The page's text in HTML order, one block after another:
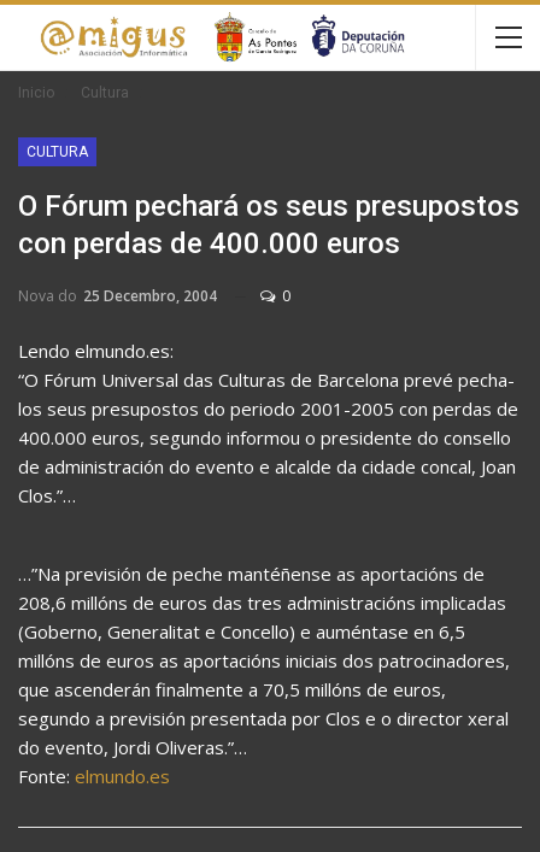
Inicio Cultura
CULTURA
O Fórum pechará os seus presupostos
con perdas de 400.000 euros
Nova do 25 Decembro, 2004 0
Lendo elmundo.es:
“O Fórum Universal das Culturas de Barcelona prevé pecha-
los seus presupostos do periodo 2001-2005 con perdas de
400.000 euros, segundo informou o presidente do consello
de administración do evento e alcalde da cidade concal, Joan
Clos.”…
…”Na previsión de peche mantéñense as aportacións de
208,6 millóns de euros das tres administracións implicadas
(Goberno, Generalitat e Concello) e auméntase en 6,5
millóns de euros as aportacións iniciais dos patrocinadores,
que ascenderán finalmente a 70,5 millóns de euros,
segundo a previsión presentada por Clos e o director xeral
do evento, Jordi Oliveras.”…
Fonte: elmundo.es